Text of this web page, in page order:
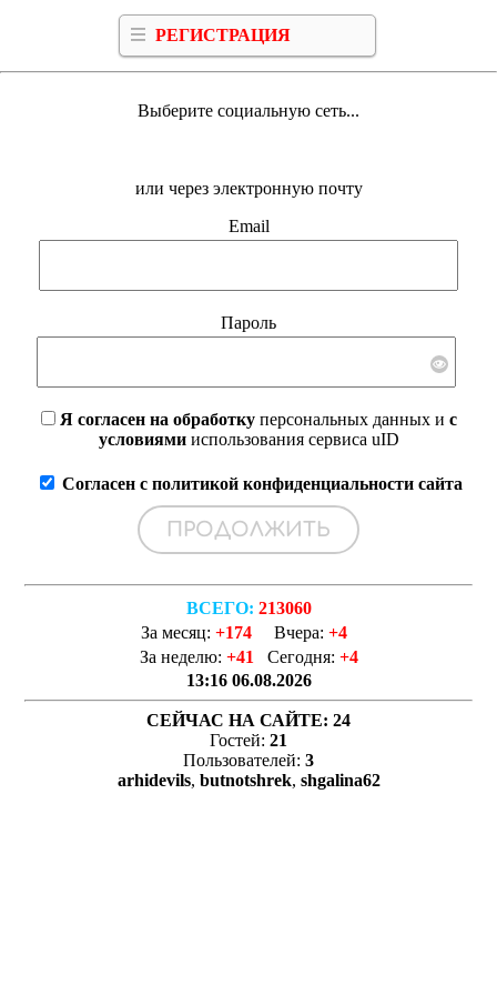
РЕГИСТРАЦИЯ
Выберите социальную сеть...
или через электронную почту
Email
Пароль
Я согласен на обработкуперсональных данных и с
условиямииспользования сервиса uID
Согласен с политикой конфиденциальности сайта
ВСЕГО: 213060
За месяц: +174 Вчера: +4
За неделю: +41 Сегодня: +4
13:16 06.08.2026
СЕЙЧАС НА САЙТЕ: 24
Гостей: 21
Пользователей: 3
arhidevils, butnotshrek, shgalina62